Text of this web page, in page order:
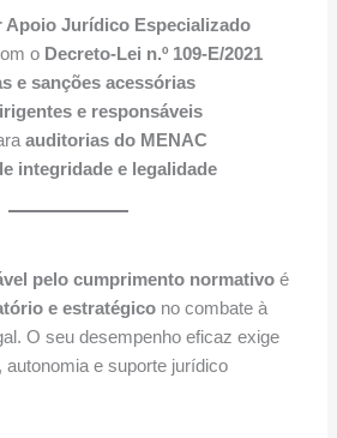
Apoio Jurídico Especializado
o Decreto-Lei n.º 109-E/2021
e sanções acessórias
e responsáveis
auditorias do MENAC
integridade e legalidade
pelo cumprimento normativoé
e estratégicono combate à
O seu desempenho eficaz exige
e suporte jurídico